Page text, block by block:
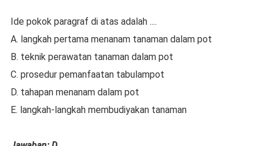
Ide pokok paragraf di atas adalah ....
A. langkah pertama menanam tanaman dalam pot
B. teknik perawatan tanaman dalam pot
C. prosedur pemanfaatan tabulampot
D. tahapan menanam dalam pot
E. langkah-langkah membudiyakan tanaman